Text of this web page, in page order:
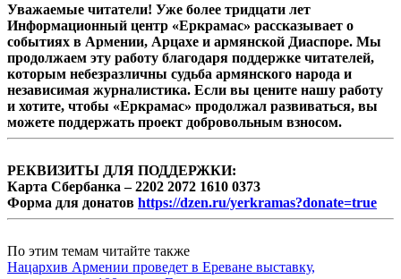
Уважаемые читатели! Уже более тридцати лет
Информационный центр «Еркрамас» рассказывает о
событиях в Армении, Арцахе и армянской Диаспоре. Мы
продолжаем эту работу благодаря поддержке читателей,
которым небезразличны судьба армянского народа и
независимая журналистика. Если вы цените нашу работу
и хотите, чтобы «Еркрамас» продолжал развиваться, вы
можете поддержать проект добровольным взносом.
РЕКВИЗИТЫ ДЛЯ ПОДДЕРЖКИ:
Карта Сбербанка – 2202 2072 1610 0373
Форма для донатов https://dzen.ru/yerkramas?donate=true
По этим темам читайте также
Нацархив Армении проведет в Ереване выставку,